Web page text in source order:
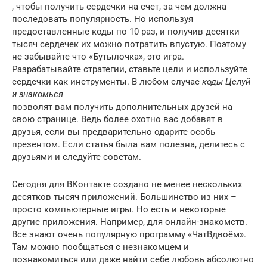
, чтобы получить сердечки на счет, за чем должна
последовать популярность. Но используя
предоставленные коды по 10 раз, и получив десятки
тысяч сердечек их можно потратить впустую. Поэтому
не забывайте что «Бутылочка», это игра.
Разрабатывайте стратегии, ставьте цели и используйте
сердечки как инструменты. В любом случае коды Целуй
и знакомься
позволят вам получить дополнительных друзей на
свою странице. Ведь более охотно вас добавят в
друзья, если вы предварительно одарите особь
презентом. Если статья была вам полезна, делитесь с
друзьями и следуйте советам.
Сегодня для ВКонтакте создано не менее нескольких
десятков тысяч приложений. Большинство из них –
просто компьютерные игры. Но есть и некоторые
другие приложения. Например, для онлайн-знакомств.
Все знают очень популярную программу «ЧатВдвоём».
Там можно пообщаться с незнакомцем и
познакомиться или даже найти себе любовь абсолютно